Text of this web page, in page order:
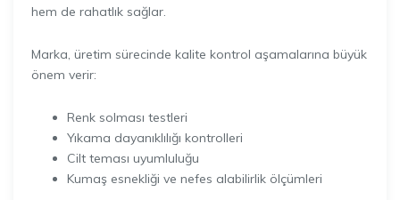
hem de rahatlık sağlar.
Marka, üretim sürecinde kalite kontrol aşamalarına büyük
önem verir:
Renk solması testleri
Yıkama dayanıklılığı kontrolleri
Cilt teması uyumluluğu
Kumaş esnekliği ve nefes alabilirlik ölçümleri